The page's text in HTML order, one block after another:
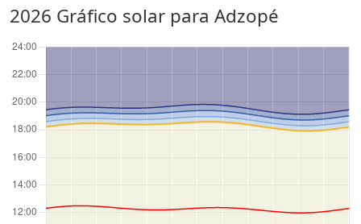
2026 Gráfico solar para Adzopé